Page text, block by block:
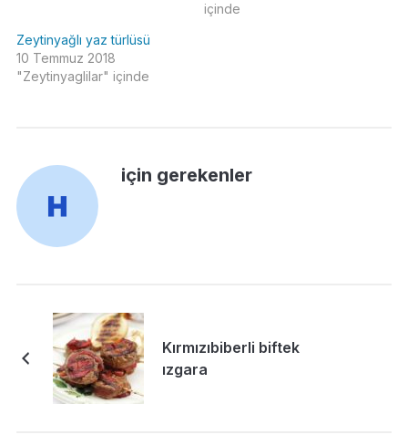
içinde
Zeytinyağlı yaz türlüsü
10 Temmuz 2018
"Zeytinyaglilar" içinde
için gerekenler
Kırmızıbiberli biftek
ızgara